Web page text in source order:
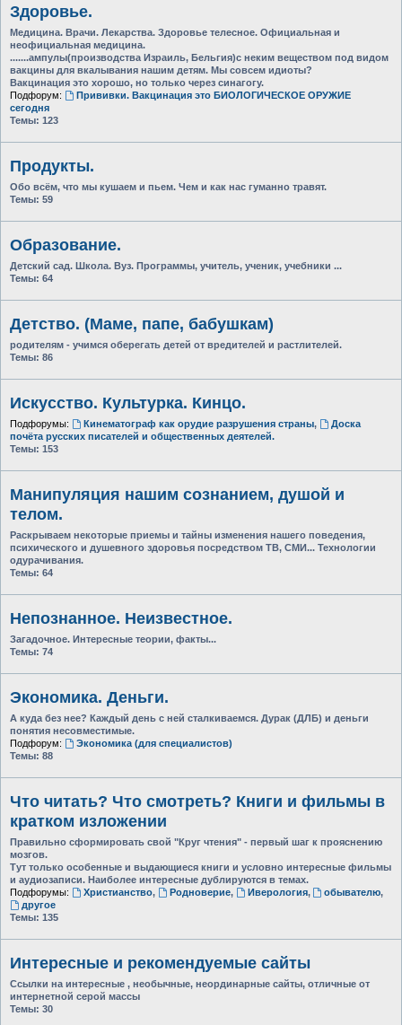
Здоровье.
Медицина. Врачи. Лекарства. Здоровье телесное. Официальная и
неофициальная медицина.
.......ампулы(производства Израиль, Бельгия)с неким веществом под видом
вакцины для вкалывания нашим детям. Мы совсем идиоты?
Вакцинация это хорошо, но только через синагогу.
Подфорум:
Прививки. Вакцинация это БИОЛОГИЧЕСКОЕ ОРУЖИЕ
сегодня
Темы: 123
Продукты.
Обо всём, что мы кушаем и пьем. Чем и как нас гуманно травят.
Темы: 59
Образование.
Детский сад. Школа. Вуз. Программы, учитель, ученик, учебники ...
Темы: 64
Детство. (Маме, папе, бабушкам)
родителям - учимся оберегать детей от вредителей и растлителей.
Темы: 86
Искусство. Культурка. Кинцо.
Подфорумы: Кинематограф как орудие разрушения страны,
Доска
почёта русских писателей и общественных деятелей.
Темы: 153
Манипуляция нашим сознанием, душой и
телом.
Раскрываем некоторые приемы и тайны изменения нашего поведения,
психического и душевного здоровья посредством ТВ, СМИ... Технологии
одурачивания.
Темы: 64
Непознанное. Неизвестное.
Загадочное. Интересные теории, факты...
Темы: 74
Экономика. Деньги.
А куда без нее? Каждый день с ней сталкиваемся. Дурак (ДЛБ) и деньги
понятия несовместимые.
Подфорум:
Экономика (для специалистов)
Темы: 88
Что читать? Что смотреть? Книги и фильмы в
кратком изложении
Правильно сформировать свой "Круг чтения" - первый шаг к прояснению
мозгов.
Тут только особенные и выдающиеся книги и условно интересные фильмы
и аудиозаписи. Наиболее интересные дублируются в темах.
Подфорумы:
Христианство, Родноверие, Иверология, обывателю,
другое
Темы: 135
Интересные и рекомендуемые сайты
Ссылки на интересные , необычные, неординарные сайты, отличные от
интернетной серой массы
Темы: 30